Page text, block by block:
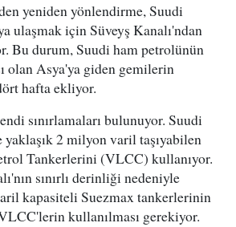
yeniden yönlendirme, Suudi
ulaşmak için Süveyş Kanalı'ndan
Bu durum, Suudi ham petrolünün
olan Asya'ya giden gemilerin
hafta ekliyor.
sınırlamaları bulunuyor. Suudi
2 milyon varil taşıyabilen
Tankerlerini (VLCC) kullanıyor.
sınırlı derinliği nedeniyle
kapasiteli Suezmax tankerlerinin
kullanılması gerekiyor.